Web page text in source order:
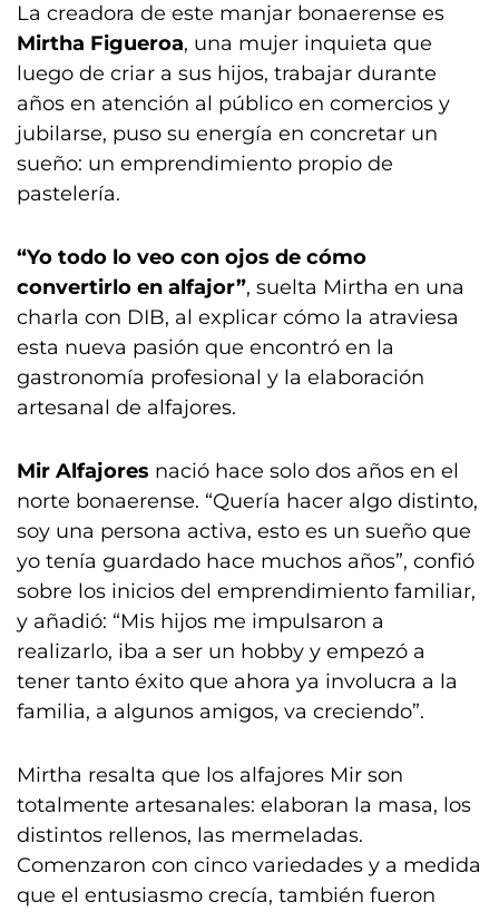
La creadora de este manjar bonaerense es
Mirtha Figueroa, una mujer inquieta que
luego de criar a sus hijos, trabajar durante
años en atención al público en comercios y
jubilarse, puso su energía en concretar un
sueño: un emprendimiento propio de
pastelería.
“Yo todo lo veo con ojos de cómo
convertirlo en alfajor”, suelta Mirtha en una
charla con DIB, al explicar cómo la atraviesa
esta nueva pasión que encontró en la
gastronomía profesional y la elaboración
artesanal de alfajores.
Mir Alfajores nació hace solo dos años en el
norte bonaerense. “Quería hacer algo distinto,
soy una persona activa, esto es un sueño que
yo tenía guardado hace muchos años”, confió
sobre los inicios del emprendimiento familiar,
y añadió: “Mis hijos me impulsaron a
realizarlo, iba a ser un hobby y empezó a
tener tanto éxito que ahora ya involucra a la
familia, a algunos amigos, va creciendo”.
Mirtha resalta que los alfajores Mir son
totalmente artesanales: elaboran la masa, los
distintos rellenos, las mermeladas.
Comenzaron con cinco variedades y a medida
que el entusiasmo crecía, también fueron